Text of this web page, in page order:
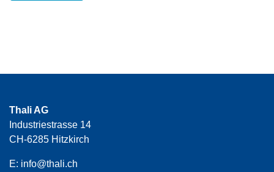
Thali AG
Industriestrasse 14
CH-6285 Hitzkirch
E: info@thali.ch